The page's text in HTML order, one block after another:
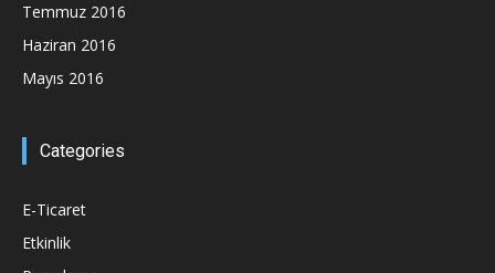
Temmuz 2016
Haziran 2016
Mayıs 2016
Categories
E-Ticaret
Etkinlik